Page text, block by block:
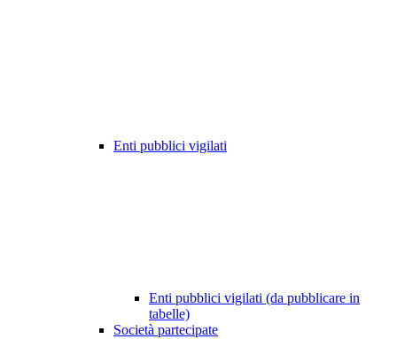
Enti pubblici vigilati
Enti pubblici vigilati (da pubblicare in
tabelle)
Società partecipate